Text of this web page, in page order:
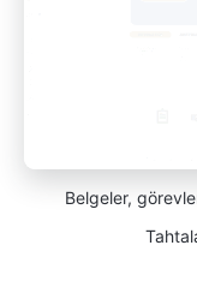
Belgeler,